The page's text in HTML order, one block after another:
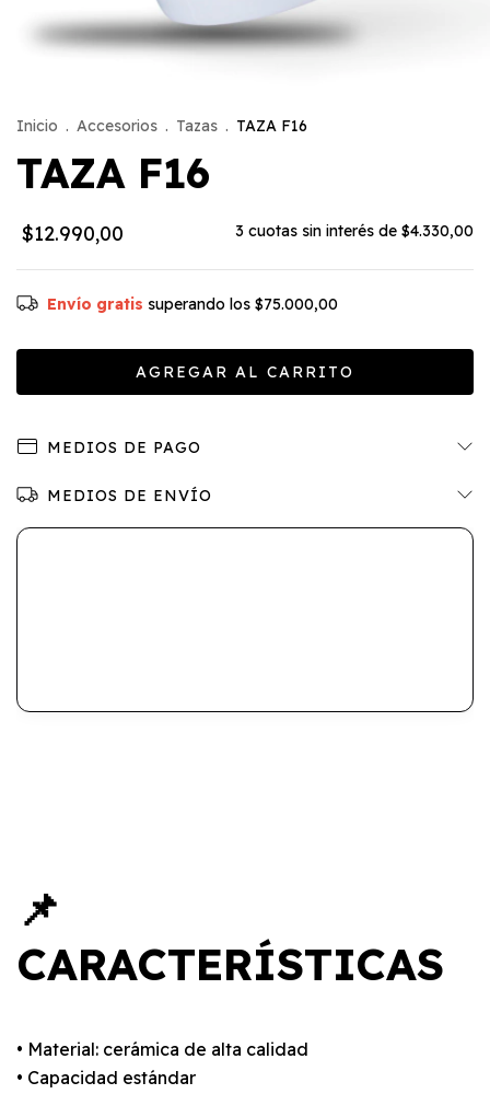
Inicio . Accesorios . Tazas . TAZA F16
TAZA F16
$12.990,00 3 cuotas sin interés de $4.330,00
Envío gratis superando los $75.000,00
MEDIOS DE PAGO
MEDIOS DE ENVÍO
📌
CARACTERÍSTICAS
• Material: cerámica de alta calidad
• Capacidad estándar